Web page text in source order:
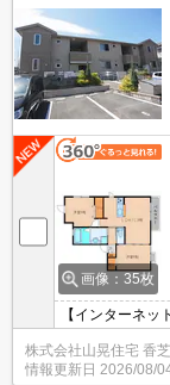
画像：35枚
【インターネッ
ツ♪1坪浴槽、キ
ータウン内でと
ル電化♪
株式会社山晃住宅 香
情報更新日 2026/08/